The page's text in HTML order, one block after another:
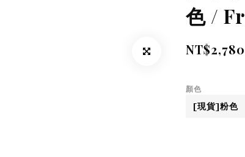
色 /
NT$2,780
顏色